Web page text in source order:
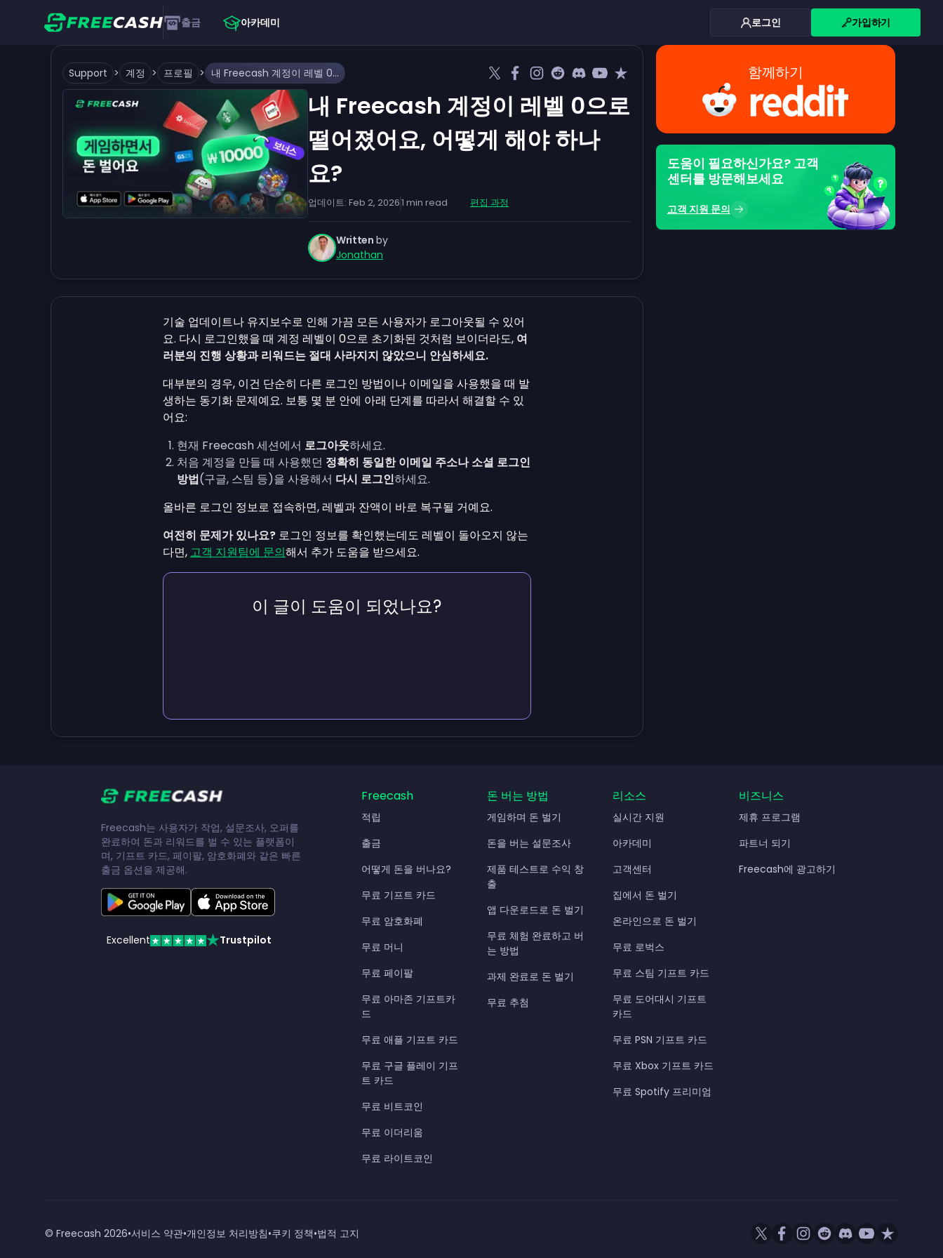
출금 아카데미 로그인 가입하기
Support > 계정 > 프로필 > 내 Freecash 계정이 레벨 0으로 떨어졌어요, 어떻게 해야 하나요?
내 Freecash 계정이 레벨 0으로
떨어졌어요, 어떻게 해야 하나
요?
업데이트: Feb 2, 20261 min read 편집 과정
Written by
Jonathan
기술 업데이트나 유지보수로 인해 가끔 모든 사용자가 로그아웃될 수 있어
요. 다시 로그인했을 때 계정 레벨이 0으로 초기화된 것처럼 보이더라도, 여
러분의 진행 상황과 리워드는 절대 사라지지 않았으니 안심하세요.
대부분의 경우, 이건 단순히 다른 로그인 방법이나 이메일을 사용했을 때 발
생하는 동기화 문제예요. 보통 몇 분 안에 아래 단계를 따라서 해결할 수 있
어요:
현재 Freecash 세션에서 로그아웃하세요.
처음 계정을 만들 때 사용했던 정확히 동일한 이메일 주소나 소셜 로그인
방법(구글, 스팀 등)을 사용해서 다시 로그인하세요.
올바른 로그인 정보로 접속하면, 레벨과 잔액이 바로 복구될 거예요.
여전히 문제가 있나요? 로그인 정보를 확인했는데도 레벨이 돌아오지 않는
다면, 고객 지원팀에 문의해서 추가 도움을 받으세요.
이 글이 도움이 되었나요?
함께하기
도움이 필요하신가요? 고객
센터를 방문해보세요
고객 지원 문의
Freecash는 사용자가 작업, 설문조사, 오퍼를
완료하여 돈과 리워드를 벌 수 있는 플랫폼이
며, 기프트 카드, 페이팔, 암호화폐와 같은 빠른
출금 옵션을 제공해.
Excellent Trustpilot
Freecash
적립
출금
어떻게 돈을 버나요?
무료 기프트 카드
무료 암호화폐
무료 머니
무료 페이팔
무료 아마존 기프트카
드
무료 애플 기프트 카드
무료 구글 플레이 기프
트 카드
무료 비트코인
무료 이더리움
무료 라이트코인
돈 버는 방법
게임하며 돈 벌기
돈을 버는 설문조사
제품 테스트로 수익 창
출
앱 다운로드로 돈 벌기
무료 체험 완료하고 버
는 방법
과제 완료로 돈 벌기
무료 추첨
리소스
실시간 지원
아카데미
고객센터
집에서 돈 벌기
온라인으로 돈 벌기
무료 로벅스
무료 스팀 기프트 카드
무료 도어대시 기프트
카드
무료 PSN 기프트 카드
무료 Xbox 기프트 카드
무료 Spotify 프리미엄
비즈니스
제휴 프로그램
파트너 되기
Freecash에 광고하기
© Freecash 2026•서비스 약관•개인정보 처리방침•쿠키 정책•법적 고지